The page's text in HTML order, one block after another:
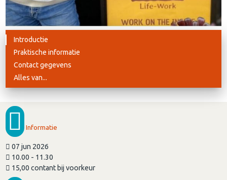
Introductie
Praktische informatie
Contact gegevens
Alles van...
Informatie
07 jun 2026
10.00 - 11.30
15,00 contant bij voorkeur